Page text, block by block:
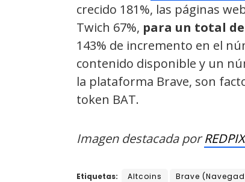
crecido 181%, las páginas
Twich 67%, para un total
143% de incremento en el
contenido disponible y un
la plataforma Brave, son
token BAT.
Imagen destacada por
Etiquetas: Altcoins Brave